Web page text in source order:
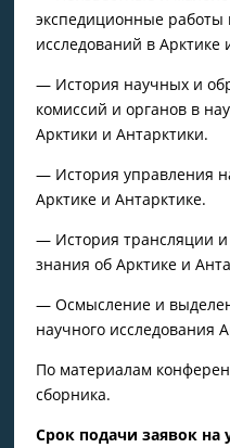
экспедиционные
исследований в Арктике
— История научных и
комиссий и органов в
Арктики и Антарктики.
— История управления
Арктике и Антарктике.
— История трансляции
знания об Арктике и
— Осмысление и
научного исследования
По материалам
сборника.
Срок подачи заявок на